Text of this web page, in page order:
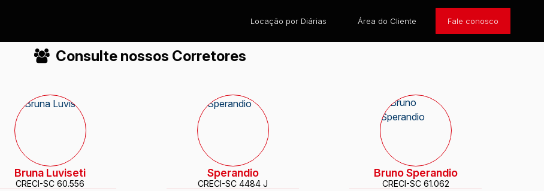
Fale conosco
Área do Cliente
Locação por Diárias
Consulte nossos Corretores
Bruna Luviseti
CRECI-SC 60.556
Sperandio
CRECI-SC 4484 J
Bruno Sperandio
CRECI-SC 61.062